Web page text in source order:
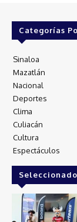
Categorías
Sinaloa
Mazatlán
Nacional
Deportes
Clima
Culiacán
Cultura
Espectáculos